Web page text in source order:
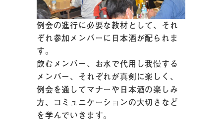
例会の進行に必要な教材として、それ
ぞれ参加メンバーに日本酒が配られま
す。
飲むメンバー、お水で代用し我慢する
メンバー、それぞれが真剣に楽しく、
例会を通してマナーや日本酒の楽しみ
方、コミュニケーションの大切さなど
を学んでいきます。